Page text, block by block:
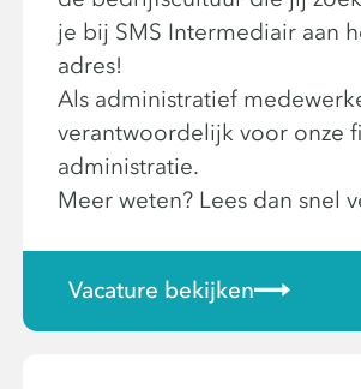
je bij SMS Intermediair aan
adres!
Als administratief
verantwoordelijk voor onze
administratie.
Meer weten? Lees dan snel
Vacature bekijken